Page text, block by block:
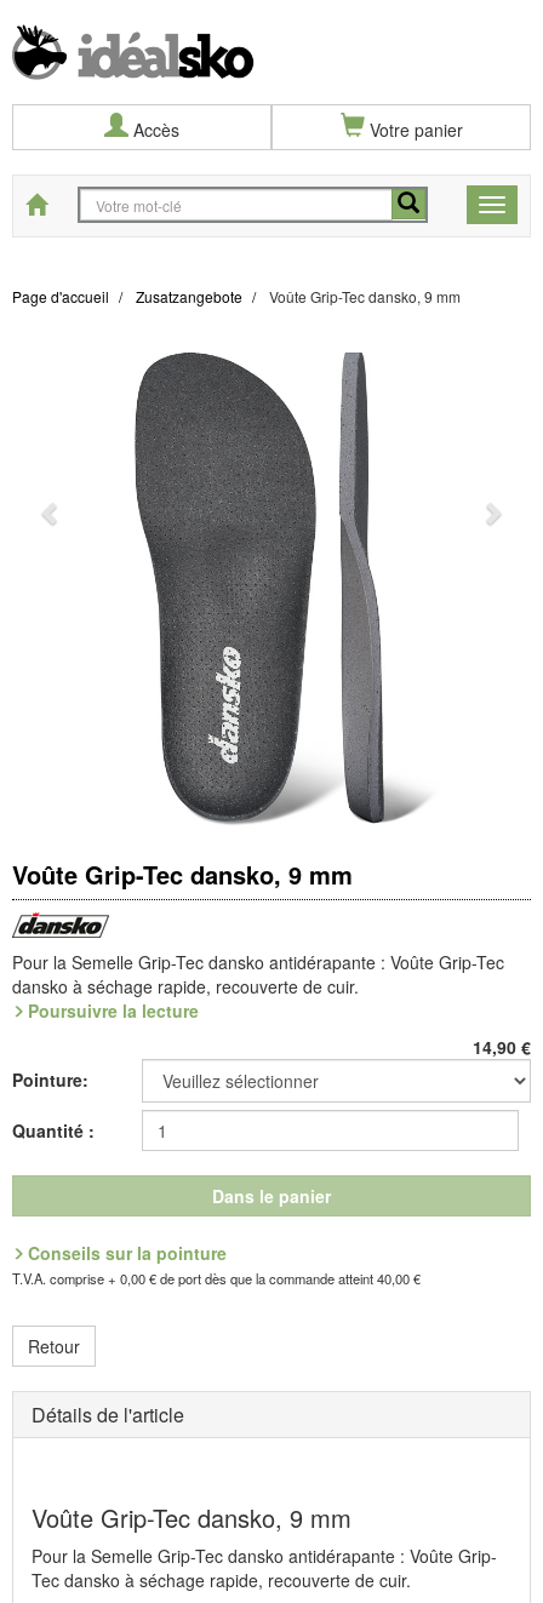
Accès Votre panier
Toggle
Start
Page d'accueil Zusatzangebote Voûte Grip-Tec dansko, 9 mm
Voûte Grip-Tec dansko, 9 mm
Pour la Semelle Grip-Tec dansko antidérapante : Voûte Grip-Tec
dansko à séchage rapide, recouverte de cuir.
Référence : 9.020.75
Fabricant : idéalsko S.A.R.L., Rue de l'Industrie, F-67160
Wissembourg, E-mail : service@idealsko.fr
Poursuivre la lecture
14,90 €
Pointure:
Quantité :
Dans le panier
Conseils sur la pointure
T.V.A. comprise + 0,00 € de port dès que la commande atteint 40,00 €
Retour
Détails de l'article
Voûte Grip-Tec dansko, 9 mm
Pour la Semelle Grip-Tec dansko antidérapante : Voûte Grip-
Tec dansko à séchage rapide, recouverte de cuir.